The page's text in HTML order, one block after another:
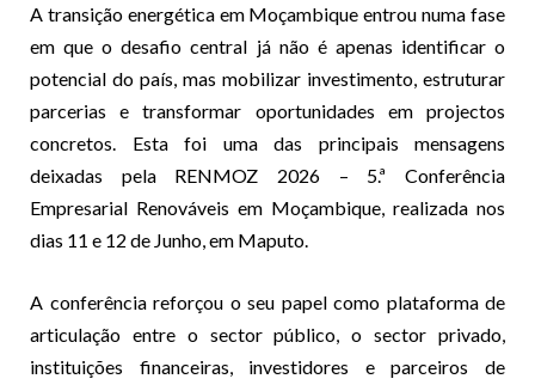
A transição energética em Moçambique entrou numa fase
em que o desafio central já não é apenas identificar o
potencial do país, mas mobilizar investimento, estruturar
parcerias e transformar oportunidades em projectos
concretos. Esta foi uma das principais mensagens
deixadas pela RENMOZ 2026 – 5.ª Conferência
Empresarial Renováveis em Moçambique, realizada nos
dias 11 e 12 de Junho, em Maputo.
A conferência reforçou o seu papel como plataforma de
articulação entre o sector público, o sector privado,
instituições financeiras, investidores e parceiros de